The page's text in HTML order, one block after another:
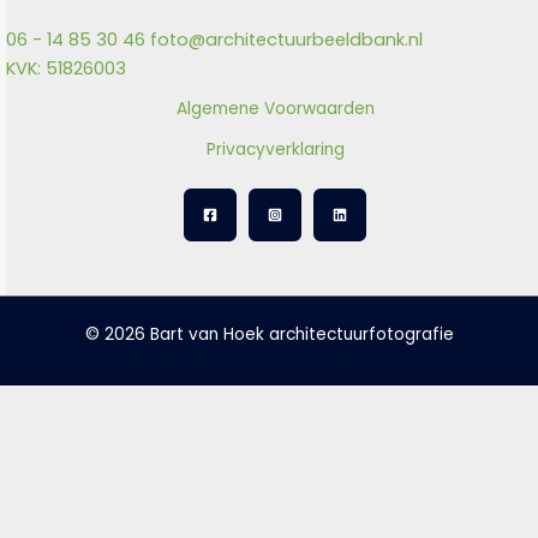
06 - 14 85 30 46 foto@architectuurbeeldbank.nl
KVK: 51826003
Algemene Voorwaarden
Privacyverklaring
© 2026 Bart van Hoek architectuurfotografie